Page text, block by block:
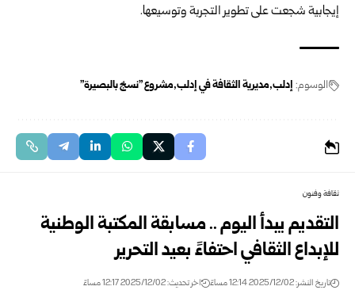
إيجابية شجعت على تطوير التجربة وتوسيعها.
الوسوم: إدلب مديرية الثقافة في إدلب مشروع "نسجٌ بالبصيرة"
ثقافة وفنون
التقديم يبدأ اليوم .. مسابقة المكتبة الوطنية
للإبداع الثقافي احتفاءً بعيد التحرير
تاريخ النشر: 2025/12/02 12:14 مساءً اخر تحديث: 2025/12/02 12:17 مساءً